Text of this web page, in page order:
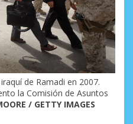
de Ramadi en 2007.
la Comisión de Asuntos
/ GETTY IMAGES